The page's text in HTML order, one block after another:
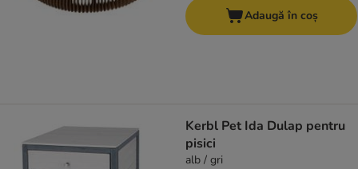
Adaugă în coș
Kerbl Pet Ida Dulap pentru
pisici
alb / gri